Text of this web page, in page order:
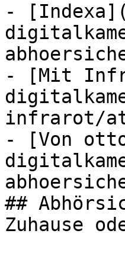
-
- [Mit
infrarot/
- [Von
##
Zuhause